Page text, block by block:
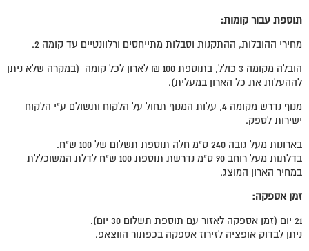
תוספת עבור קומות:
מחירי ההובלות, ההתקנות וסבלות מתייחסים ורלוונטיים עד קומה 2.
הובלה מקומה 3 כולל, בתוספת 100 ₪ לארון לכל קומה (במקרה שלא ניתן
לההעלות את כל הארון במעלית).
מנוף נדרש מקומה 4, עלות המנוף תחול על הלקוח ותשולם ע"י הלקוח
ישירות לספק.
בארונות מעל גובה 240 ס"מ חלה תוספת תשלום של 100 ש"ח.
בדלתות מעל רוחב 90 ס"מ נדרשת תוספת 100 ש"ח לדלת המשוכללת
במחיר הארון המוצג.
זמן אספקה:
21 יום (זמן אספקה לאזור עם תוספת תשלום 30 יום).
ניתן לבדוק אופציה לזירוז אספקה בכפתור הווצאפ.